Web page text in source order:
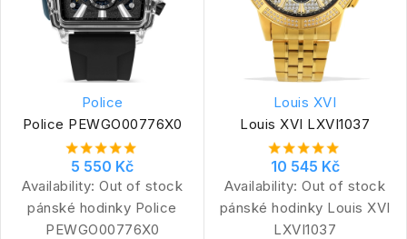
Police
Police PEWGO00776X0
5 550 Kč
Availability: Out of stock
pánské hodinky Police
PEWGO00776X0
Louis XVI
Louis XVI LXVI1037
10 545 Kč
Availability: Out of stock
pánské hodinky Louis XVI
LXVI1037